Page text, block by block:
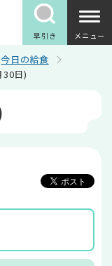
早引き メニュー
今日の給食
30日)